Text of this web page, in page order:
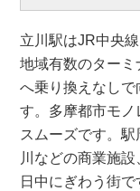
立川駅はJR中央
地域有数のター
へ乗り換えなし
す。多摩都市モ
スムーズです。
川などの商業施
日中にぎわう街